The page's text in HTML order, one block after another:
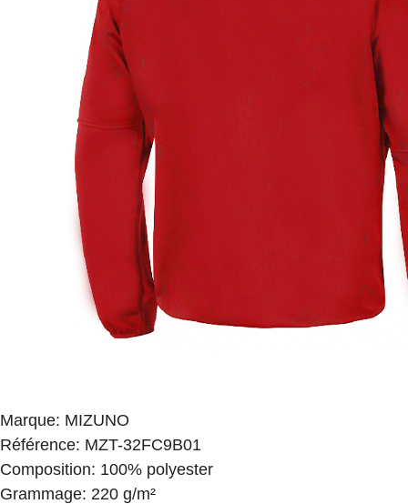
Marque: MIZUNO
Référence: MZT-32FC9B01
Composition: 100% polyester
Grammage: 220 g/m²